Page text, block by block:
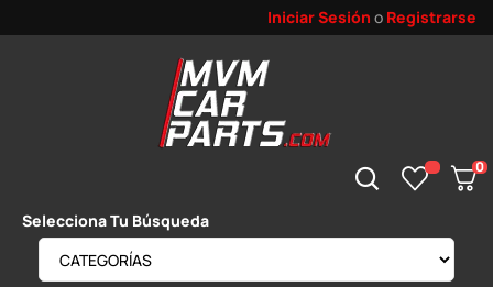
Iniciar Sesión o Registrarse
0
Selecciona Tu Búsqueda